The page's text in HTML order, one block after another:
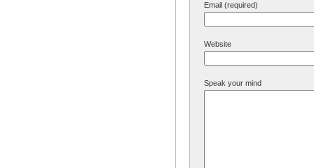
Email (required)
Website
Speak your mind